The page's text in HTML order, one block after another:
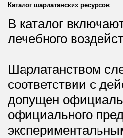
Каталог шарлатанских ресурсов
В каталог
лечебного
Шарлатанством
соответствии с
допущен
официального